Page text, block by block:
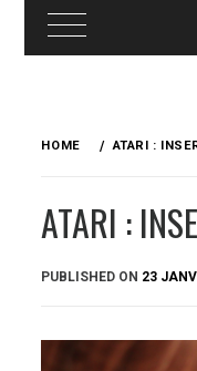
HOME ATARI :
ATARI :
PUBLISHED ON 23